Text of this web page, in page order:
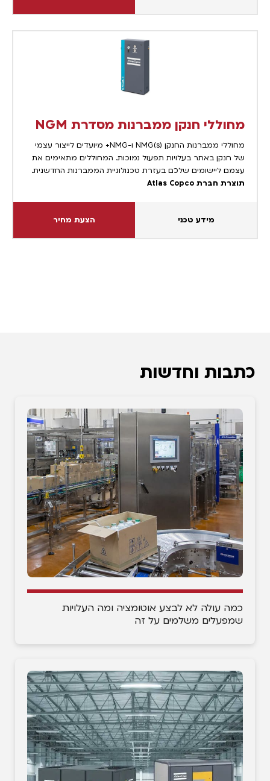
מחוללי חנקן ממברנות מסדרת NGM
מחוללי ממברנות החנקן NMG(s) ו-NMG+ מיועדים לייצור עצמי
של חנקן באתר בעלויות תפעול נמוכות. המחוללים מתאימים את
עצמם ליישומים שלכם בעזרת טכנולוגיית הממברנות החדשנית.
תוצרת חברת Atlas Copco
מידע טכני הצעת מחיר
כתבות וחדשות
כמה עולה לא לבצע אוטומציה ומה העלויות
שמפעלים משלמים על זה